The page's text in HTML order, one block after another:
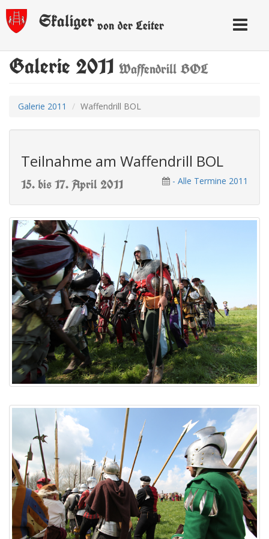
Toggle
Skaligervon der Leiter
Galerie 2011 Waffendrill BOL
Galerie 2011 Waffendrill BOL
Teilnahme am Waffendrill BOL
- Alle Termine 2011
15. bis 17. April 2011